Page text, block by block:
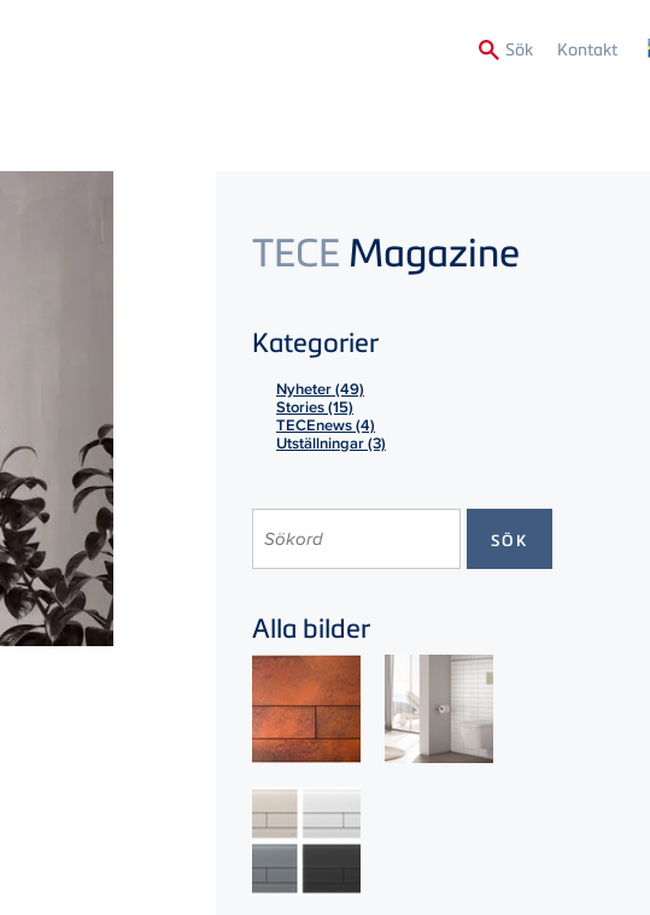
Sök Kontakt
TECE Magazine
Kategorier
Nyheter (49)
Stories (15)
TECEnews (4)
Utställningar (3)
Alla bilder